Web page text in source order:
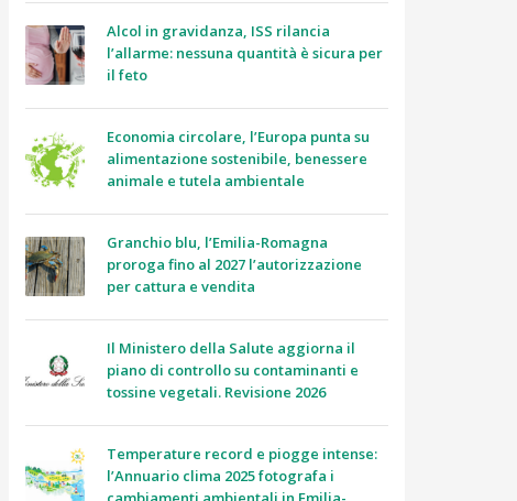
Alcol in gravidanza, ISS rilancia
l’allarme: nessuna quantità è sicura per
il feto
Economia circolare, l’Europa punta su
alimentazione sostenibile, benessere
animale e tutela ambientale
Granchio blu, l’Emilia-Romagna
proroga fino al 2027 l’autorizzazione
per cattura e vendita
Il Ministero della Salute aggiorna il
piano di controllo su contaminanti e
tossine vegetali. Revisione 2026
Temperature record e piogge intense:
l’Annuario clima 2025 fotografa i